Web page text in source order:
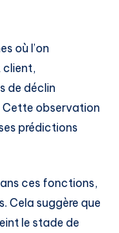
où l’on
client,
de déclin
Cette observation
prédictions
ces fonctions,
Cela suggère que
le stade de